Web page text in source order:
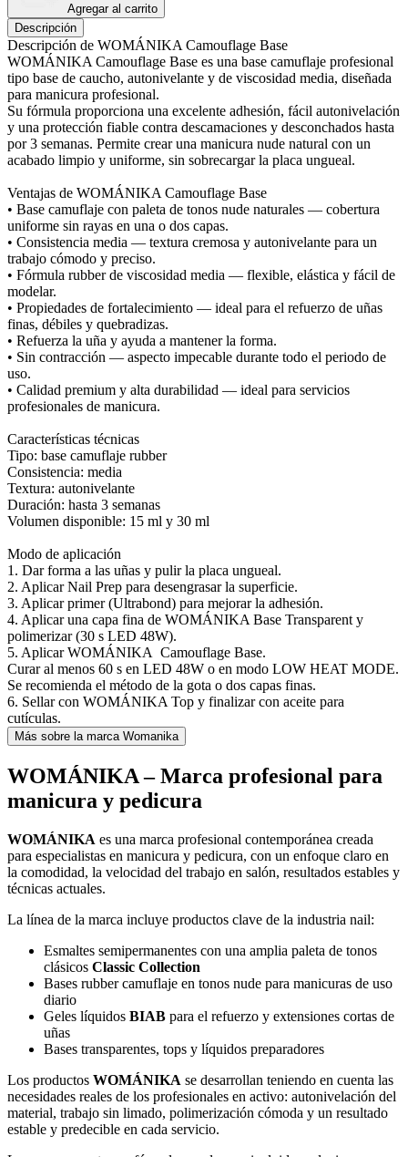
Agregar al carrito
Descripción
Descripción de WOMÁNIKA Camouflage Base
WOMÁNIKA Camouflage Base es una base camuflaje profesional
tipo base de caucho, autonivelante y de viscosidad media, diseñada
para manicura profesional.
Su fórmula proporciona una excelente adhesión, fácil autonivelación
y una protección fiable contra descamaciones y desconchados hasta
por 3 semanas. Permite crear una manicura nude natural con un
acabado limpio y uniforme, sin sobrecargar la placa ungueal.
Ventajas de WOMÁNIKA Camouflage Base
• Base camuflaje con paleta de tonos nude naturales — cobertura
uniforme sin rayas en una o dos capas.
• Consistencia media — textura cremosa y autonivelante para un
trabajo cómodo y preciso.
• Fórmula rubber de viscosidad media — flexible, elástica y fácil de
modelar.
• Propiedades de fortalecimiento — ideal para el refuerzo de uñas
finas, débiles y quebradizas.
• Refuerza la uña y ayuda a mantener la forma.
• Sin contracción — aspecto impecable durante todo el periodo de
uso.
• Calidad premium y alta durabilidad — ideal para servicios
profesionales de manicura.
Características técnicas
Tipo: base camuflaje rubber
Consistencia: media
Textura: autonivelante
Duración: hasta 3 semanas
Volumen disponible: 15 ml y 30 ml
Modo de aplicación
1. Dar forma a las uñas y pulir la placa ungueal.
2. Aplicar Nail Prep para desengrasar la superficie.
3. Aplicar primer (Ultrabond) para mejorar la adhesión.
4. Aplicar una capa fina de WOMÁNIKA Base Transparent y
polimerizar (30 s LED 48W).
5. Aplicar WOMÁNIKA Camouflage Base.
Curar al menos 60 s en LED 48W o en modo LOW HEAT MODE.
Se recomienda el método de la gota o dos capas finas.
6. Sellar con WOMÁNIKA Top y finalizar con aceite para
cutículas.
Más sobre la marca Womanika
WOMÁNIKA – Marca profesional para
manicura y pedicura
WOMÁNIKA es una marca profesional contemporánea creada
para especialistas en manicura y pedicura, con un enfoque claro en
la comodidad, la velocidad del trabajo en salón, resultados estables y
técnicas actuales.
La línea de la marca incluye productos clave de la industria nail:
Esmaltes semipermanentes con una amplia paleta de tonos
clásicos Classic Collection
Bases rubber camuflaje en tonos nude para manicuras de uso
diario
Geles líquidos BIAB para el refuerzo y extensiones cortas de
uñas
Bases transparentes, tops y líquidos preparadores
Los productos WOMÁNIKA se desarrollan teniendo en cuenta las
necesidades reales de los profesionales en activo: autonivelación del
material, trabajo sin limado, polimerización cómoda y un resultado
estable y predecible en cada servicio.